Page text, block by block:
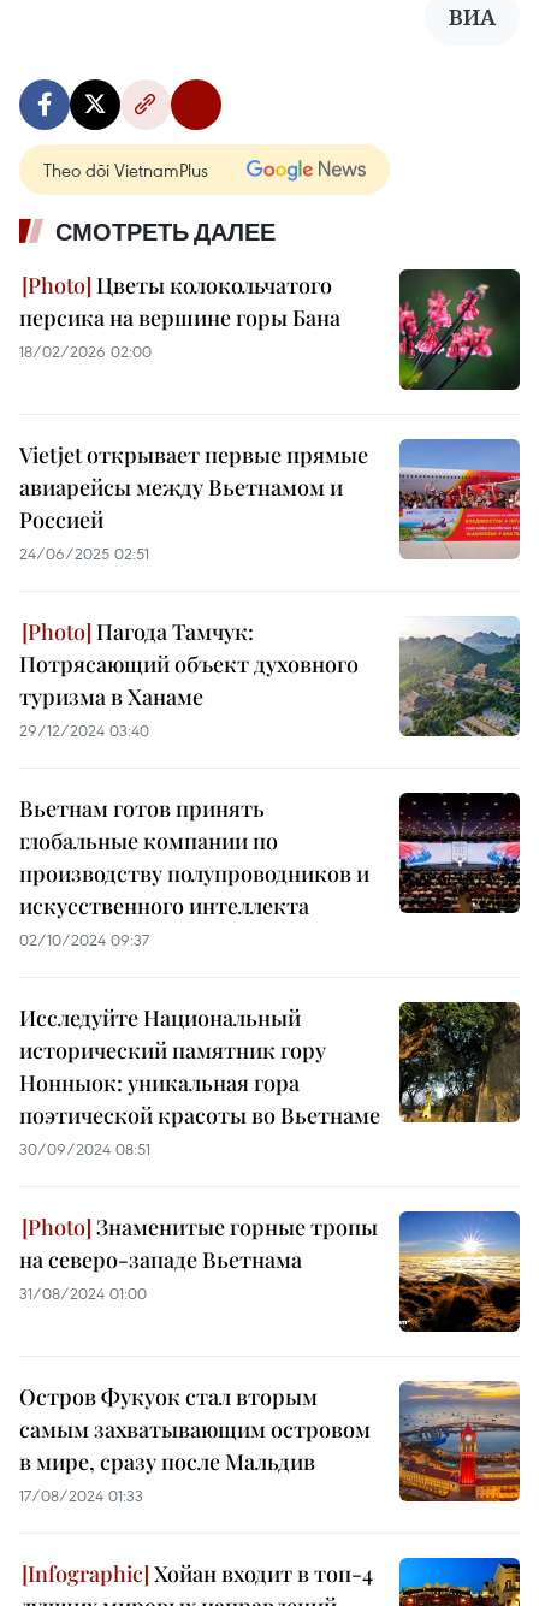
ВИА
Theo dõi VietnamPlus
СМОТРЕТЬ ДАЛЕЕ
Цветы колокольчатого
персика на вершине горы Бана
18/02/2026 02:00
Vietjet открывает первые прямые
авиарейсы между Вьетнамом и
Россией
24/06/2025 02:51
Пагода Тамчук:
Потрясающий объект духовного
туризма в Ханаме
29/12/2024 03:40
Вьетнам готов принять
глобальные компании по
производству полупроводников и
искусственного интеллекта
02/10/2024 09:37
Исследуйте Национальный
исторический памятник гору
Нонныок: уникальная гора
поэтической красоты во Вьетнаме
30/09/2024 08:51
Знаменитые горные тропы
на северо-западе Вьетнама
31/08/2024 01:00
Остров Фукуок стал вторым
самым захватывающим островом
в мире, сразу после Мальдив
17/08/2024 01:33
Хойан входит в топ-4